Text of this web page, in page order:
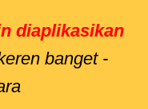
diaplikasikan
banget -